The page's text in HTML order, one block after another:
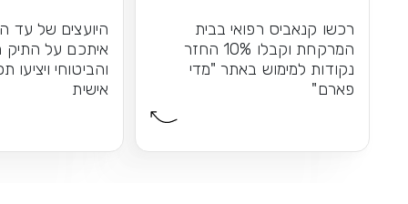
רכשו קנאביס רפואי בבית
המרקחת וקבלו 10% החזר
נקודות למימוש באתר "מדי
פארם"
היועצים של עד
איתכם על התיק
והביטוחי
אישית